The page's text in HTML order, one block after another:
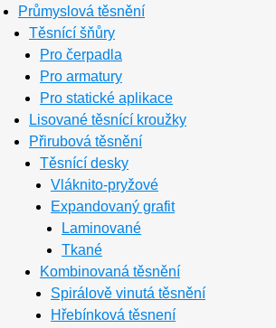
Průmyslová těsnění
Těsnící šňůry
Pro čerpadla
Pro armatury
Pro statické aplikace
Lisované těsnící kroužky
Přirubová těsnění
Těsnící desky
Vláknito-pryžové
Expandovaný grafit
Laminované
Tkané
Kombinovaná těsnění
Spirálově vinutá těsnění
Hřebínková těsnení